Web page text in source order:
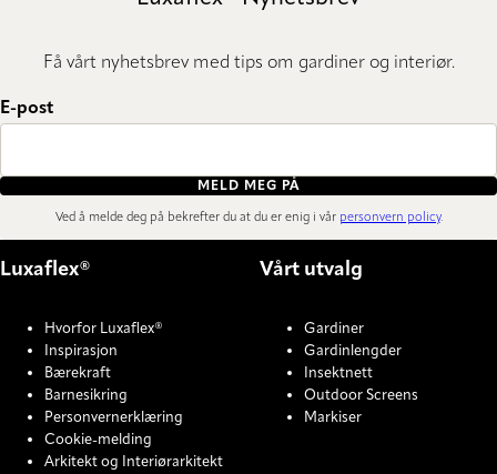
Få vårt nyhetsbrev med tips om gardiner og interiør.
E-post
MELD MEG PÅ
Ved å melde deg på bekrefter du at du er enig i vår personvern policy.
Luxaflex®
Hvorfor Luxaflex®
Inspirasjon
Bærekraft
Barnesikring
Personvernerklæring
Cookie-melding
Arkitekt og Interiørarkitekt
Vårt utvalg
Gardiner
Gardinlengder
Insektnett
Outdoor Screens
Markiser